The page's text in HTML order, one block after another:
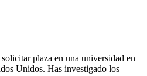
plaza en una universidad en
Unidos. Has investigado los